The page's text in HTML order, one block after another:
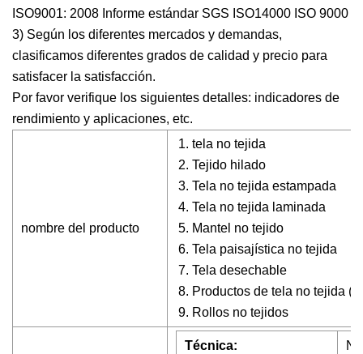
ISO9001: 2008 Informe estándar SGS ISO14000 ISO 9000
3) Según los diferentes mercados y demandas,
clasificamos diferentes grados de calidad y precio para
satisfacer la satisfacción.
Por favor verifique los siguientes detalles: indicadores de
rendimiento y aplicaciones, etc.
nombre del producto
tela no tejida
Tejido hilado
Tela no tejida estampada
Tela no tejida laminada
Mantel no tejido
Tela paisajística no tejida
Tela desechable
Productos de tela no tejida
Rollos no tejidos
Técnica: